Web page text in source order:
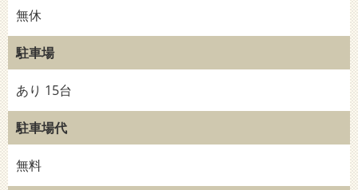
無休
駐車場
あり 15台
駐車場代
無料